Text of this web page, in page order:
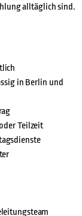
alltäglich sind.
in Berlin und
Teilzeit